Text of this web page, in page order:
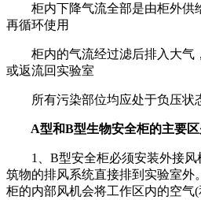
柜内下降气流全部是由柜外供
再循环使用
柜内的气流经过滤后排入大气
或返流回实验室
所有污染部位均应处于负压状
A型和B型生物安全柜的主要区
1、B型安全柜必须安装外接风
筑物的排风系统直接排到实验室外
柜的内部风机会将工作区内的空气